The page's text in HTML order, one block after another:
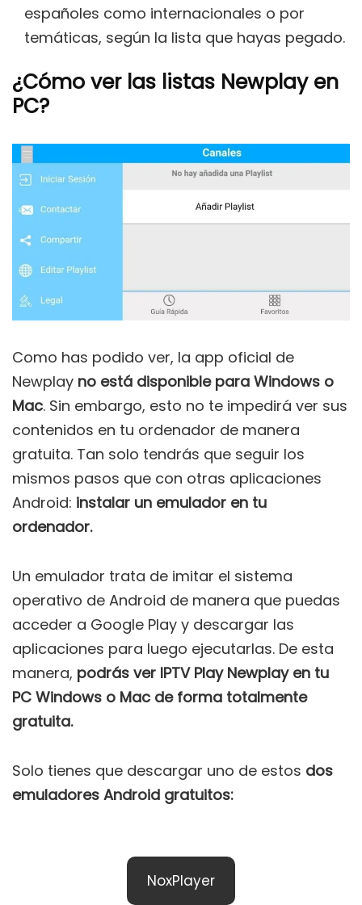
españoles como internacionales o por
temáticas, según la lista que hayas pegado.
¿Cómo ver las listas Newplay en
PC?
Como has podido ver, la app oficial de
Newplay no está disponible para Windows o
Mac. Sin embargo, esto no te impedirá ver sus
contenidos en tu ordenador de manera
gratuita. Tan solo tendrás que seguir los
mismos pasos que con otras aplicaciones
Android: instalar un emulador en tu
ordenador.
Un emulador trata de imitar el sistema
operativo de Android de manera que puedas
acceder a Google Play y descargar las
aplicaciones para luego ejecutarlas. De esta
manera, podrás ver IPTV Play Newplay en tu
PC Windows o Mac de forma totalmente
gratuita.
Solo tienes que descargar uno de estos dos
emuladores Android gratuitos:
NoxPlayer